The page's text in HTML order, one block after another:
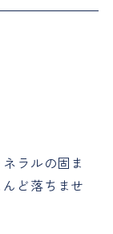
ラルの固ま
ど落ちませ